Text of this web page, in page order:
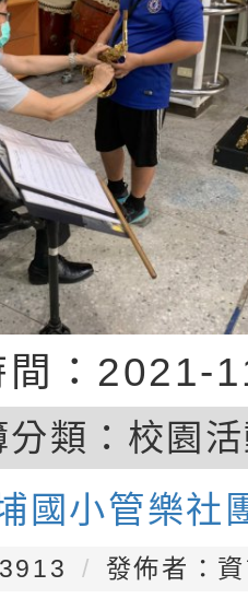
間：2021-
類： 校園
國小管樂社
發佈者：